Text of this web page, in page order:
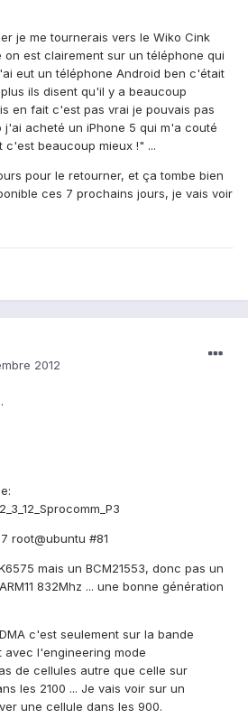
je me tournerais vers le Wiko Cink
est clairement sur un téléphone qui
eut un téléphone Android ben c'était
ils disent qu'il y a beaucoup
en fait c'est pas vrai je pouvais pas
j'ai acheté un iPhone 5 qui m'a couté
c'est beaucoup mieux !" ...
pour le retourner, et ça tombe bien
ces 7 prochains jours, je vais voir
2012
root@ubuntu #81
mais un BCM21553, donc pas un
832Mhz ... une bonne génération
c'est seulement sur la bande
avec l'engineering mode
de cellules autre que celle sur
les 2100 ... Je vais voir sur un
une cellule dans les 900.